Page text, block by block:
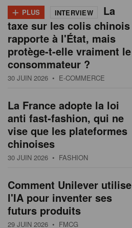
+ PLUS INTERVIEW
La
taxe sur les colis chinois
rapporte à l'État, mais
protège-t-elle vraiment le
consommateur ?
30 JUIN 2026 • E-COMMERCE
La France adopte la loi
anti fast-fashion, qui ne
vise que les plateformes
chinoises
30 JUIN 2026 • FASHION
Comment Unilever utilise
l'IA pour inventer ses
futurs produits
29 JUIN 2026 • FMCG